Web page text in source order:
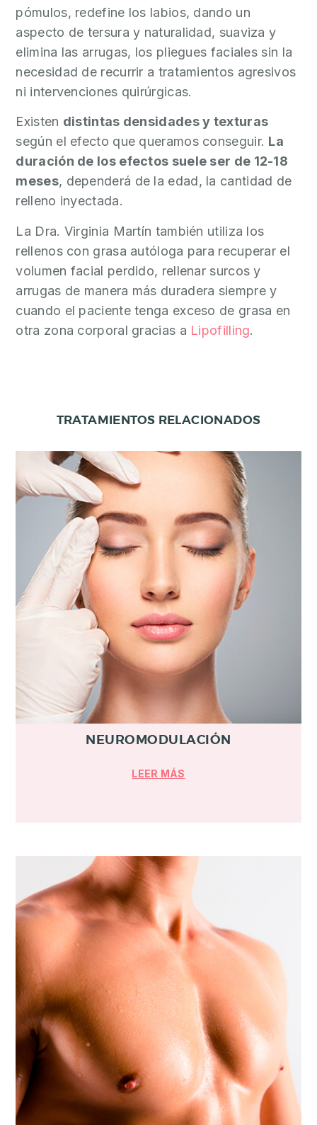
pómulos, redefine los labios, dando un
aspecto de tersura y naturalidad, suaviza y
elimina las arrugas, los pliegues faciales sin la
necesidad de recurrir a tratamientos agresivos
ni intervenciones quirúrgicas.
Existen distintas densidades y texturas
según el efecto que queramos conseguir. La
duración de los efectos suele ser de 12-18
meses, dependerá de la edad, la cantidad de
relleno inyectada.
La Dra. Virginia Martín también utiliza los
rellenos con grasa autóloga para recuperar el
volumen facial perdido, rellenar surcos y
arrugas de manera más duradera siempre y
cuando el paciente tenga exceso de grasa en
otra zona corporal gracias a Lipofilling.
TRATAMIENTOS RELACIONADOS
NEUROMODULACIÓN
LEER MÁS